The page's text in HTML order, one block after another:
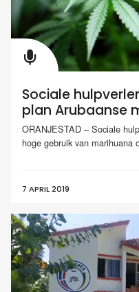
Sociale
plan Arubaanse
ORANJESTAD – Sociale
hoge gebruik van marihuana
7 APRIL 2019